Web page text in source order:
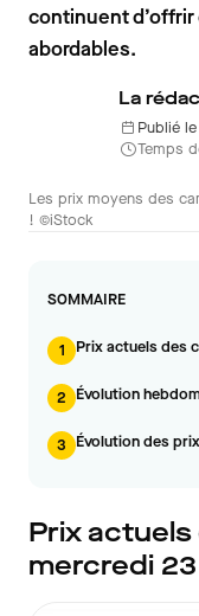
continuent
abordables.
La
Publié
Temps
Les prix moyens des
! ©iStock
SOMMAIRE
1 Prix actuels des
2 Évolution
3 Évolution des
Prix
mercredi